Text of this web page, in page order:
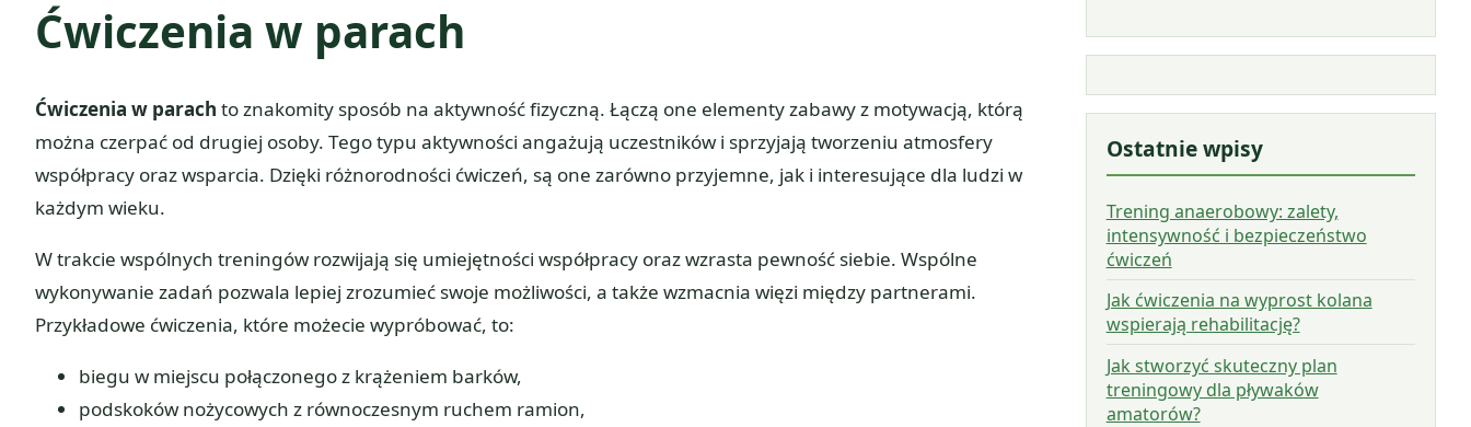
Ćwiczenia w parach
Ćwiczenia w parach to znakomity sposób na aktywność fizyczną. Łączą one elementy zabawy z motywacją, którą
można czerpać od drugiej osoby. Tego typu aktywności angażują uczestników i sprzyjają tworzeniu atmosfery
współpracy oraz wsparcia. Dzięki różnorodności ćwiczeń, są one zarówno przyjemne, jak i interesujące dla ludzi w
każdym wieku.
W trakcie wspólnych treningów rozwijają się umiejętności współpracy oraz wzrasta pewność siebie. Wspólne
wykonywanie zadań pozwala lepiej zrozumieć swoje możliwości, a także wzmacnia więzi między partnerami.
Przykładowe ćwiczenia, które możecie wypróbować, to:
biegu w miejscu połączonego z krążeniem barków,
podskoków nożycowych z równoczesnym ruchem ramion,
Ostatnie wpisy
Trening anaerobowy: zalety,
intensywność i bezpieczeństwo
ćwiczeń
Jak ćwiczenia na wyprost kolana
wspierają rehabilitację?
Jak stworzyć skuteczny plan
treningowy dla pływaków
amatorów?